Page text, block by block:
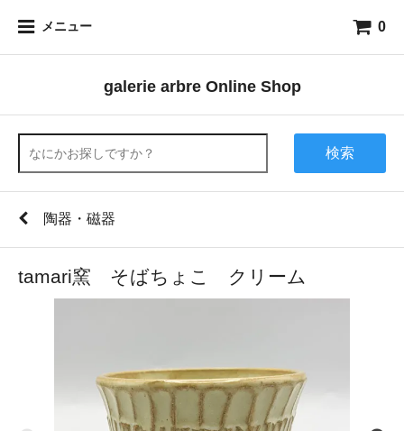
メニュー 0
galerie arbre Online Shop
検索
陶器・磁器
tamari窯 そばちょこ クリーム